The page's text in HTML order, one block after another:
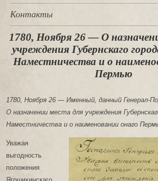
Контакты
1780, Ноября 26 — О
учреждения Губернскаго
Наместничества и о
Пермью
1780, Ноября 26 — Именный, данный Генерал-
О назначении места для учреждения
Наместничества и о наименовании онаго
Уважая
выгодность
положения